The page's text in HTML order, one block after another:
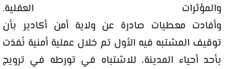
والمؤثرات العقلية.
وأفادت معطيات صادرة عن ولاية أمن أكادير بأن
توقيف المشتبه فيه الأول تم خلال عملية أمنية نُفذت
بأحد أحياء المدينة، للاشتباه في تورطه في ترويج